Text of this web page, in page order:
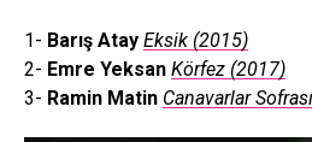
1- Barış Atay Eksik (2015)
2- Emre Yeksan Körfez (2017)
3- Ramin Matin Canavarlar